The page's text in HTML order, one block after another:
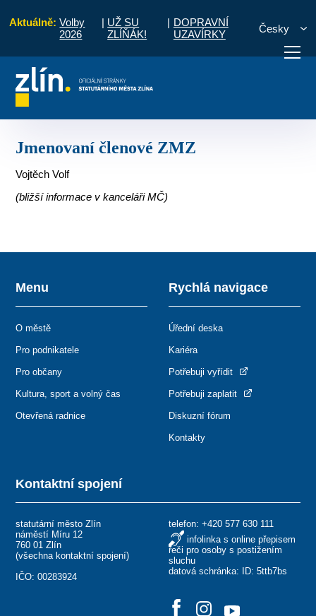
Aktuálně: Volby
2026
| UŽ SU
ZLÍŇÁK!
| DOPRAVNÍ
UZAVÍRKY
Česky
Jmenovaní členové ZMZ
Vojtěch Volf
(bližší informace v kanceláři MČ)
Kontaktní spojení
statutární město Zlín
náměstí Míru 12
760 01 Zlín
(všechna kontaktní spojení)
IČO: 00283924
telefon: +420 577 630 111
infolinka s online přepisem
řeči pro osoby s postižením
sluchu
datová schránka: ID: 5ttb7bs
Menu
O městě
Pro podnikatele
Pro občany
Kultura, sport a volný čas
Otevřená radnice
Rychlá navigace
Úřední deska
Kariéra
Potřebuji vyřídit
Potřebuji zaplatit
Diskuzní fórum
Kontakty